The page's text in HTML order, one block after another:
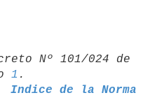
Nº 101/024 de
1
Indice de la Norma